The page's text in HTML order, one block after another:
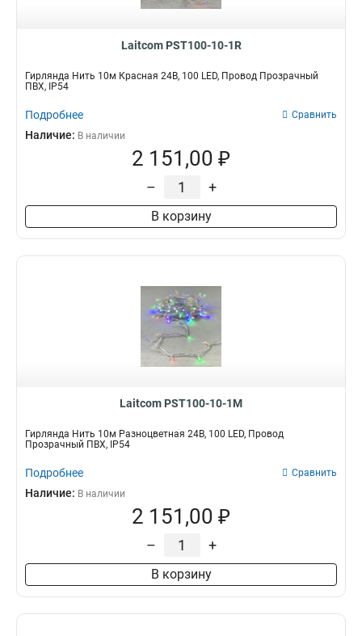
Laitcom PST100-10-1R
Гирлянда Нить 10м Красная 24В, 100 LED, Провод Прозрачный
ПВХ, IP54
Подробнее Сравнить
Наличие: В наличии
2 151,00 ₽
– +
В корзину
Laitcom PST100-10-1M
Гирлянда Нить 10м Разноцветная 24В, 100 LED, Провод
Прозрачный ПВХ, IP54
Подробнее Сравнить
Наличие: В наличии
2 151,00 ₽
– +
В корзину